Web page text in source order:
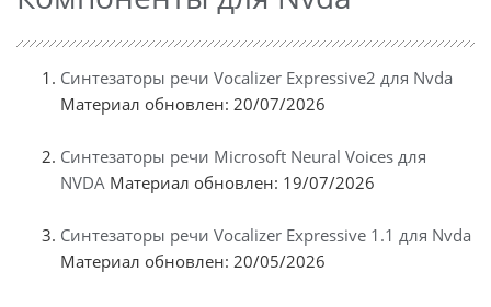
Синтезаторы речи Vocalizer Expressive2 для Nvda
Материал обновлен: 20/07/2026
Синтезаторы речи Microsoft Neural Voices для
NVDA Материал обновлен: 19/07/2026
Синтезаторы речи Vocalizer Expressive 1.1 для Nvda
Материал обновлен: 20/05/2026